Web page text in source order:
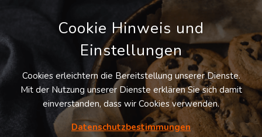
LOGIVISOR SUCHE
Cookie Hinweis und
Einstellungen
Cookies erleichtern die Bereitstellung unserer Dienste.
Mit der Nutzung unserer Dienste erklären Sie sich damit
einverstanden, dass wir Cookies verwenden.
Datenschutzbestimmungen